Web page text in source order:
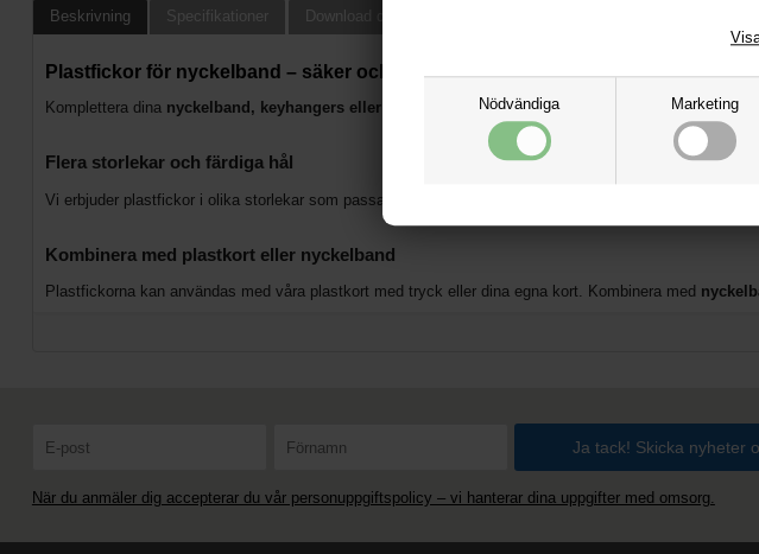
Nödvändiga Marketing
Beskrivning Specifikationer Download design instruktioner och mall
Plastfickor för nyckelband – säker och synlig förvaring av kort
Komplettera dina nyckelband, keyhangers eller lanyards med plastfickor som skyddar och håller
Flera storlekar och färdiga hål
Vi erbjuder plastfickor i olika storlekar som passar vanliga ID-kort, A7-format och andra korttyper. Alla
Kombinera med plastkort eller nyckelband
Plastfickorna kan användas med våra plastkort med tryck eller dina egna kort. Kombinera med
När du anmäler dig accepterar du vår personuppgiftspolicy – vi hanterar dina uppgifter med omsorg.